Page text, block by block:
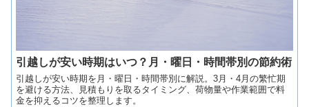
引越しが安い時期はいつ？月・曜日・時間帯別の節約術
引越しが安い時期を月・曜日・時間帯別に解説。3月・4月の繁忙期
を避ける方法、見積もりを取るタイミング、荷物量や作業範囲で料
金を抑えるコツを整理します。